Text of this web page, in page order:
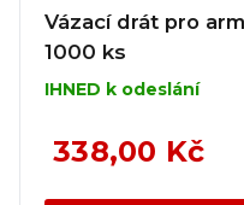
Vázací drát pro
1000 ks
IHNED k odeslání
338,00 Kč